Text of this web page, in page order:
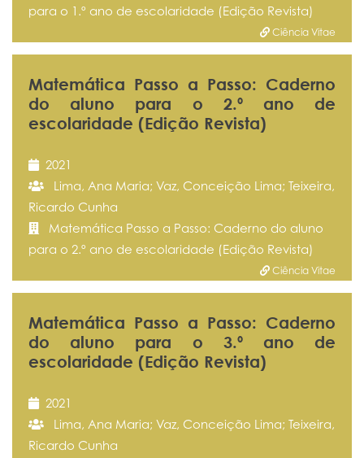
para o 1.º ano de escolaridade (Edição Revista)
Ciência Vitae
Matemática Passo a Passo: Caderno
do aluno para o 2.º ano de
escolaridade (Edição Revista)
2021
Lima, Ana Maria; Vaz, Conceição Lima; Teixeira,
Ricardo Cunha
Matemática Passo a Passo: Caderno do aluno
para o 2.º ano de escolaridade (Edição Revista)
Ciência Vitae
Matemática Passo a Passo: Caderno
do aluno para o 3.º ano de
escolaridade (Edição Revista)
2021
Lima, Ana Maria; Vaz, Conceição Lima; Teixeira,
Ricardo Cunha